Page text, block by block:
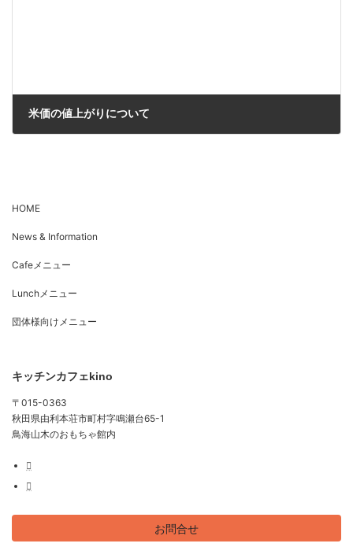
米価の値上がりについて
HOME
News & Information
Cafeメニュー
Lunchメニュー
団体様向けメニュー
キッチンカフェkino
〒015-0363
秋田県由利本荘市町村字鳴瀬台65-1
鳥海山木のおもちゃ館内
お問合せ